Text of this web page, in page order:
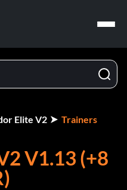
Elite V2 Trainers
V1.13 (+8